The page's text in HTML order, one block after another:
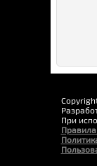
При